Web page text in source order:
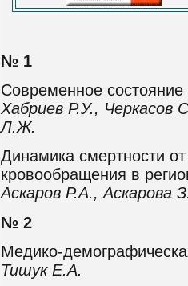
№ 1
Современное
Хабриев Р.У.,
Л.Ж.
Динамика смертности
кровообращения в
Аскаров Р.А., Аскарова
№ 2
Медико-
Тишук Е.А.